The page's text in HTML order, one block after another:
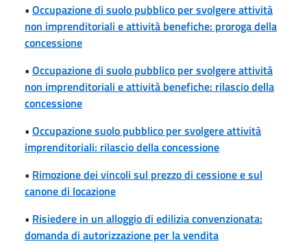
• Occupazione di suolo pubblico per svolgere attività
non imprenditoriali e attività benefiche: proroga della
concessione
• Occupazione di suolo pubblico per svolgere attività
non imprenditoriali e attività benefiche: rilascio della
concessione
• Occupazione suolo pubblico per svolgere attività
imprenditoriali: rilascio della concessione
• Rimozione dei vincoli sul prezzo di cessione e sul
canone di locazione
• Risiedere in un alloggio di edilizia convenzionata:
domanda di autorizzazione per la vendita